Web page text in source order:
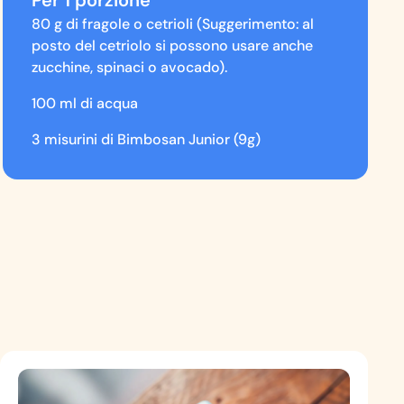
80 g di fragole o cetrioli (Suggerimento: al
posto del cetriolo si possono usare anche
zucchine, spinaci o avocado).
100 ml di acqua
3 misurini di Bimbosan Junior (9g)